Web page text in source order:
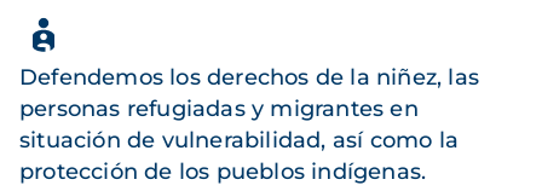
Defendemos los derechos de la niñez, las
personas refugiadas y migrantes en
situación de vulnerabilidad, así como la
protección de los pueblos indígenas.